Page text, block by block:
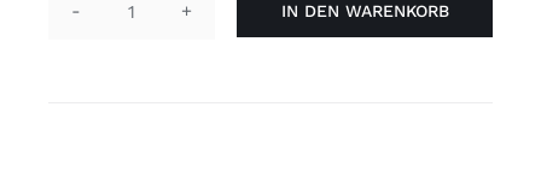
Schnürsenkel
IN DEN WARENKORB